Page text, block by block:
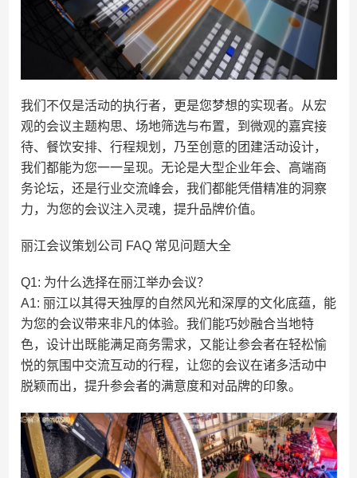
我们不仅是活动的执行者，更是您梦想的实现者。从宏
观的会议主题构思、场地筛选与布置，到微观的嘉宾接
待、餐饮安排、行程规划，乃至创意的团建活动设计，
我们都能为您一一呈现。无论是大型企业年会、高端商
务论坛，还是行业交流峰会，我们都能凭借精准的洞察
力，为您的会议注入灵魂，提升品牌价值。
丽江会议策划公司 FAQ 常见问题大全
Q1: 为什么选择在丽江举办会议？
A1: 丽江以其得天独厚的自然风光和深厚的文化底蕴，能
为您的会议带来非凡的体验。我们能巧妙融合当地特
色，设计出既能满足商务需求，又能让参会者在轻松愉
悦的氛围中交流互动的行程，让您的会议在诸多活动中
脱颖而出，提升参会者的满意度和对品牌的印象。